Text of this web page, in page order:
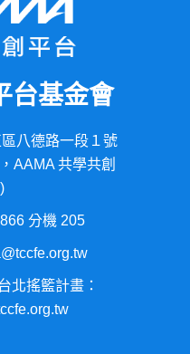
台基金會
八德路一段１號
AAMA 共學共創
分機 205
北搖籃計畫：